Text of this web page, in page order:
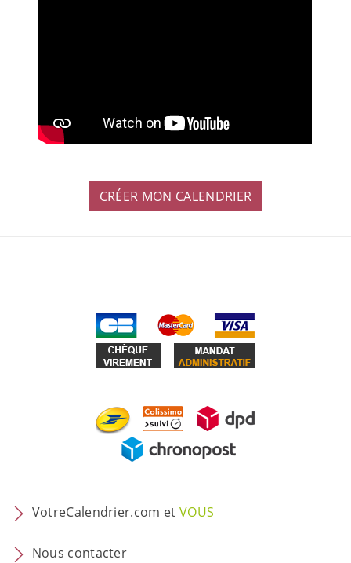
CRÉER MON CALENDRIER
VotreCalendrier.com etVOUS
Nous contacter